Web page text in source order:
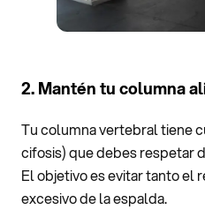
2. Mantén tu columna
Tu columna vertebral tiene
cifosis) que debes respetar
El objetivo es evitar tanto el
excesivo de la espalda.